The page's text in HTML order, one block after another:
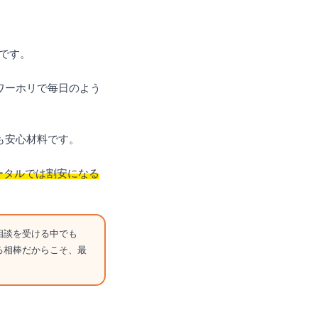
す。
ーホリで毎日のよう
安心材料です。
タルでは割安になる
を受ける中でも
棒だからこそ、最